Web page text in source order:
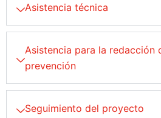
Asistencia técnica
Asistencia para la redacción
prevención
Seguimiento del proyecto